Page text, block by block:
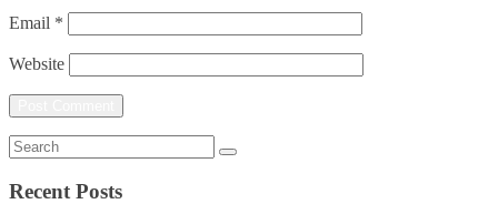
Email *
Website
Recent Posts